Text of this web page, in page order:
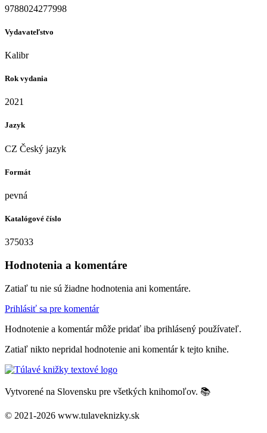
9788024277998
Vydavateľstvo
Kalibr
Rok vydania
2021
Jazyk
CZ Český jazyk
Formát
pevná
Katalógové číslo
375033
Hodnotenia a komentáre
Zatiaľ tu nie sú žiadne hodnotenia ani komentáre.
Prihlásiť sa pre komentár
Hodnotenie a komentár môže pridať iba prihlásený používateľ.
Zatiaľ nikto nepridal hodnotenie ani komentár k tejto knihe.
Vytvorené na Slovensku pre všetkých knihomoľov. 📚
© 2021-2026 www.tulaveknizky.sk